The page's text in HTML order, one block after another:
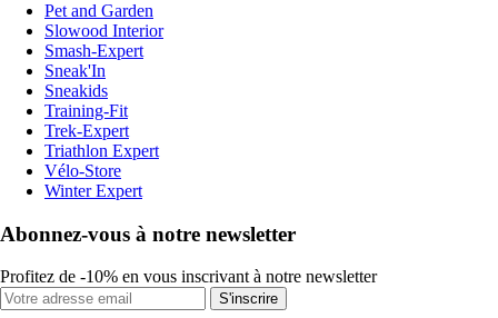
Pet and Garden
Slowood Interior
Smash-Expert
Sneak'In
Sneakids
Training-Fit
Trek-Expert
Triathlon Expert
Vélo-Store
Winter Expert
Abonnez-vous à notre newsletter
Profitez de -10% en vous inscrivant à notre newsletter
S'inscrire